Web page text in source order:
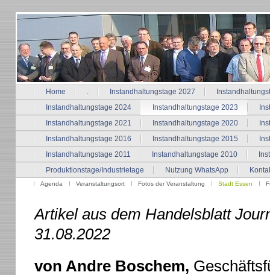
Home . Instandhaltungstage 2027
Instandhaltungstage 2024
Instandhaltungstage 2023
Instandhaltungstage 2021
Instandhaltungstage 2020
Instandhaltungstage 2016
Instandhaltungstage 2015
Instandhaltungstage 2011
Instandhaltungstage 2010
Produktionstage/Industrietage
Nutzung WhatsApp
Agenda Veranstaltungsort Fotos der Veranstaltung Stadt Essen
Artikel aus dem Handelsblatt
31.08.2022
von Andre Boschem,